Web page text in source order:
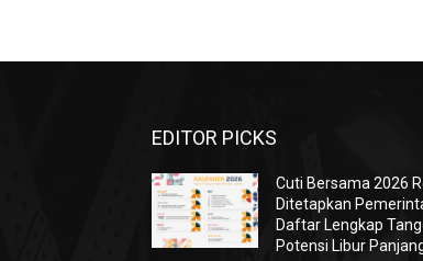
EDITOR PICKS
Cuti Bersama 2026
Ditetapkan
Daftar Lengkap
Potensi Libur